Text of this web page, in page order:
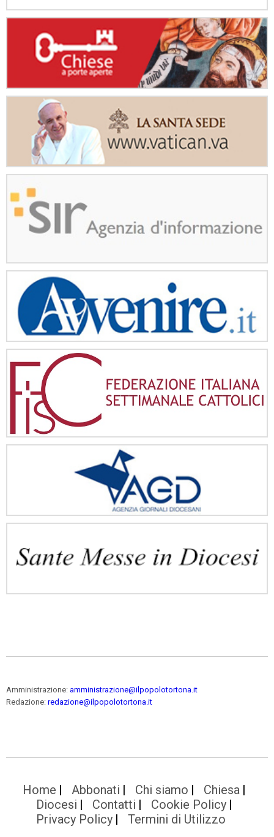
Amministrazione: amministrazione@ilpopolotortona.it
Redazione: redazione@ilpopolotortona.it
Home Abbonati Chi siamo
Chiesa
Diocesi
Contatti
Cookie Policy
Privacy Policy
Termini di Utilizzo